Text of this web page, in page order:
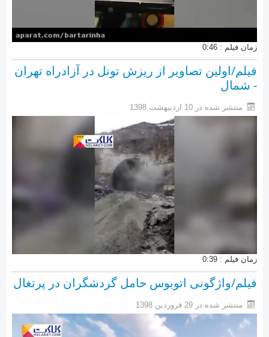
زمان فیلم : 0:46
فیلم/اولین تصاویر از ریزش تونل در آزادراه تهران
- شمال
منتشر شده در 10 ارديبهشت 1398
زمان فیلم : 0:39
فیلم/واژگونی اتوبوس حامل گردشگران در پرتغال
منتشر شده در 29 فروردين 1398